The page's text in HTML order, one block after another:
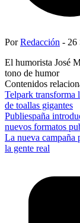
PorRedacción - 26
El humorista José
tono de humor
Contenidos
Telpark transforma
de toallas gigantes
Publiespaña
nuevos formatos
La nueva campaña
la gente real